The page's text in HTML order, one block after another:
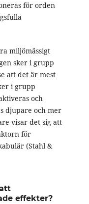
för orden
miljömässigt
sker i grupp
att det är mest
i grupp
och
djupare och mer
visar det sig att
för
(Stahl &
effekter?